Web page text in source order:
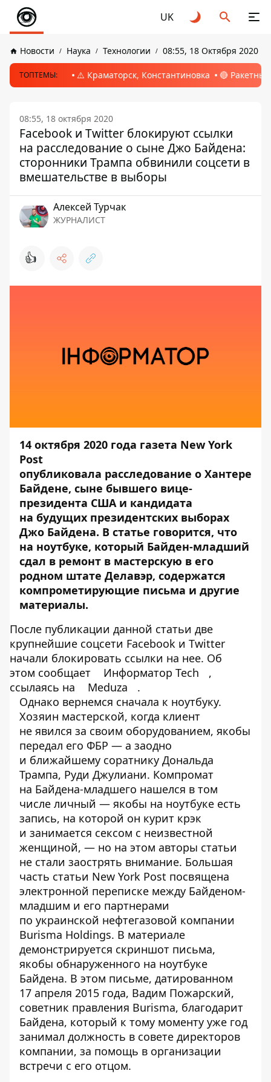
UK
Новости Наука Технологии 08:55, 18 Октября 2020
ТОПТЕМЫ: ⚠️ Краматорск, Константиновка 🔴
08:55, 18 октября 2020
Facebook и Twitter блокируют ссылки
на расследование о сыне Джо Байдена:
сторонники Трампа обвинили соцсети в
вмешательстве в выборы
Алексей Турчак
ЖУРНАЛИСТ
👍
14 октября 2020 года газета New York
Post
опубликовала расследование о Хантере
Байдене, сыне бывшего вице-
президента США и кандидата
на будущих президентских выборах
Джо Байдена. В статье говорится, что
на ноутбуке, который Байден-младший
сдал в ремонт в мастерскую в его
родном штате Делавэр, содержатся
компрометирующие письма и другие
материалы.
После публикации данной статьи две
крупнейшие соцсети Facebook и Twitter
начали блокировать ссылки на нее. Об
этом сообщает
Информатор Tech
,
ссылаясь на
Meduza
.
Однако вернемся сначала к ноутбуку.
Хозяин мастерской, когда клиент
не явился за своим оборудованием, якобы
передал его ФБР — а заодно
и ближайшему соратнику Дональда
Трампа, Руди Джулиани. Компромат
на Байдена-младшего нашелся в том
числе личный — якобы на ноутбуке есть
запись, на которой он курит крэк
и занимается сексом с неизвестной
женщиной, — но на этом авторы статьи
не стали заострять внимание. Большая
часть статьи New York Post посвящена
электронной переписке между Байденом-
младшим и его партнерами
по украинской нефтегазовой компании
Burisma Holdings. В материале
демонстрируется скриншот письма,
якобы обнаруженного на ноутбуке
Байдена. В этом письме, датированном
17 апреля 2015 года, Вадим Пожарский,
советник правления Burisma, благодарит
Байдена, который к тому моменту уже год
занимал должность в совете директоров
компании, за помощь в организации
встречи с его отцом.